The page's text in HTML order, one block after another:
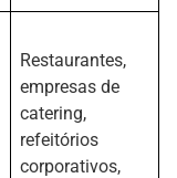
Restaurantes,
empresas de
catering,
refeitórios
corporativos,